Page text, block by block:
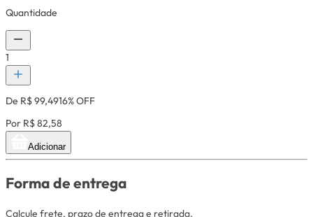
Quantidade
1
De R$ 99,4916% OFF
Por R$ 82,58
Adicionar
Forma de entrega
Calcule frete, prazo de entrega e retirada.